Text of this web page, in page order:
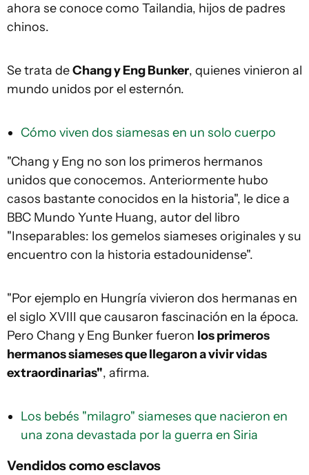
ahora se conoce como Tailandia, hijos de padres
chinos.
Se trata deChang y Eng Bunker, quienes vinieron al
mundo unidos por el esternón.
Cómo viven dos siamesas en un solo cuerpo
"Chang y Eng no son los primeros hermanos
unidos que conocemos. Anteriormente hubo
casos bastante conocidos en la historia", le dice a
BBC Mundo Yunte Huang, autor del libro
"Inseparables: los gemelos siameses originales y su
encuentro con la historia estadounidense".
"Por ejemplo en Hungría vivieron dos hermanas en
el siglo XVIII que causaron fascinación en la época.
Pero Chang y Eng Bunker fueron los primeros
hermanos siameses que llegaron a vivir vidas
extraordinarias", afirma.
Los bebés "milagro" siameses que nacieron en
una zona devastada por la guerra en Siria
Vendidos como esclavos